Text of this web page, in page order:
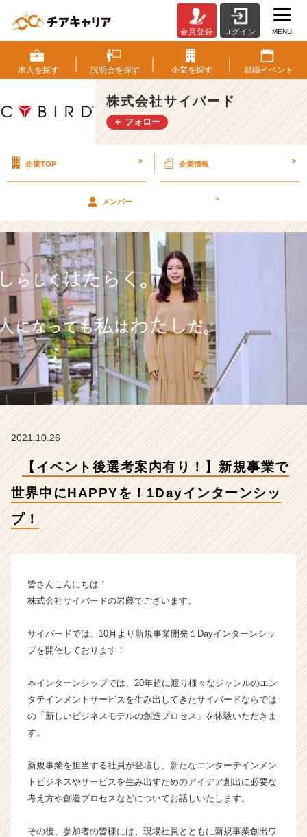
ベ
ン
ト
後
選
考
り！】
事
業
世
界
中
に
H
A
P
P
Y
イ
タ
ッ
式
社
イ
ー
ド
の
ラ
イ
ン】
ベ
会員登録 ログイン MENU
求人を探す 説明会を探す 企業を探す 就職イベント
株式会社サイバード
＋ フォロー
企業TOP > 企業情報 >
メンバー >
2021.10.26
【イベント後選考案内有り！】新規事業で
世界中にHAPPYを！1Dayインターンシッ
プ！
皆さんこんにちは！
株式会社サイバードの岩藤でございます。
サイバードでは、10月より新規事業開発１Dayインターンシッ
プを開催しております！
本インターンシップでは、20年超に渡り様々なジャンルのエン
タテインメントサービスを生み出してきたサイバードならでは
の「新しいビジネスモデルの創造プロセス」を体験いただきま
す。
新規事業を担当する社員が登壇し、新たなエンターテインメン
トビジネスやサービスを生み出すためのアイデア創出に必要な
考え方や創造プロセスなどについてお話しいたします。
その後、参加者の皆様には、現場社員とともに新規事業創出ワ